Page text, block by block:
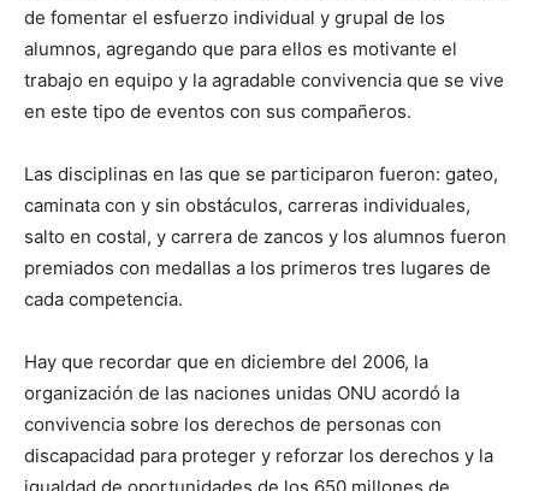
de fomentar el esfuerzo individual y grupal de los
alumnos, agregando que para ellos es motivante el
trabajo en equipo y la agradable convivencia que se vive
en este tipo de eventos con sus compañeros.
Las disciplinas en las que se participaron fueron: gateo,
caminata con y sin obstáculos, carreras individuales,
salto en costal, y carrera de zancos y los alumnos fueron
premiados con medallas a los primeros tres lugares de
cada competencia.
Hay que recordar que en diciembre del 2006, la
organización de las naciones unidas ONU acordó la
convivencia sobre los derechos de personas con
discapacidad para proteger y reforzar los derechos y la